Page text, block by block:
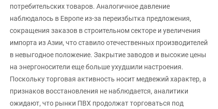
потребительских товаров. Аналогичное давление
наблюдалось в Европе из-за переизбытка предложения,
сокращения заказов в строительном секторе и увеличения
импорта из Азии, что ставило отечественных производителей
в невыгодное положение. Закрытие заводов и высокие цены
на энергоносители еще больше ухудшили настроения.
Поскольку торговая активность носит медвежий характер, а
признаков восстановления не наблюдается, аналитики
ожидают, что рынки ПВХ продолжат торговаться под